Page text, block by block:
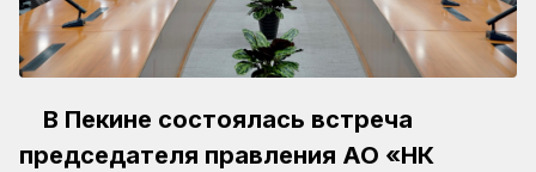
В Пекине состоялась встреча
председателя правления АО «НК